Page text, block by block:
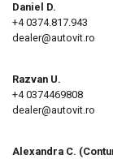
Daniel D.
+4 0374.817.943
dealer@autovit.ro
Razvan U.
+4 0374469808
dealer@autovit.ro
Alexandra C.